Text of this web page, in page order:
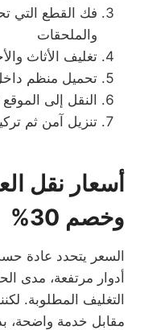
فك القطع التي
والملحقات
تغليف الأثاث
تحميل منظم
النقل إلى
تنزيل آمن ثم
أسعار نقل
وخصم 30%
السعر يتحدد عادة
أدوار مرتفعة، مدى
التغليف المطلوبة.
مقابل خدمة واضحة،